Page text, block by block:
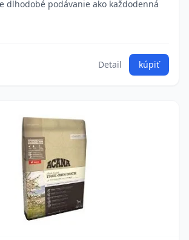
dlhodobé podávanie ako každodenná
Detail kúpiť